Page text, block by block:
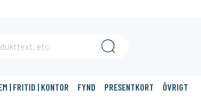
| FRITID | KONTOR FYND PRESENTKORT ÖVRIGT